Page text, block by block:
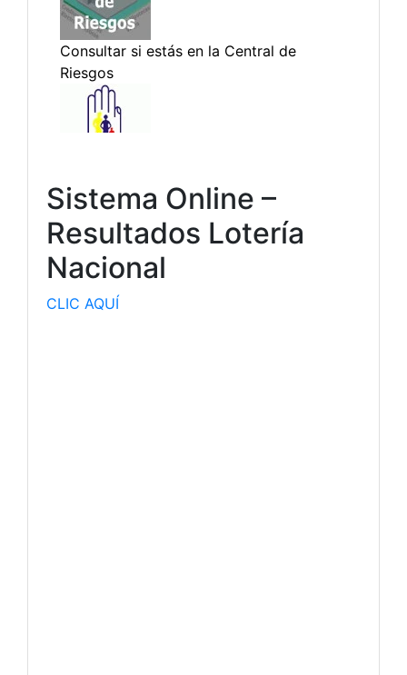
Sistema Online –
Resultados Lotería
Nacional
CLIC AQUÍ